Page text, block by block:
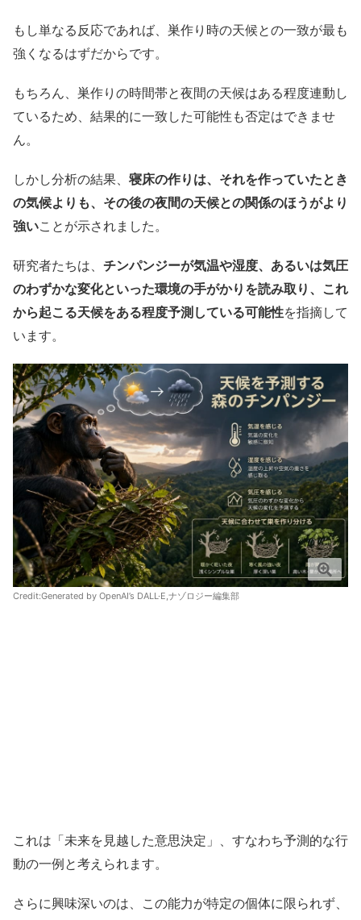
もし単なる反応であれば、巣作り時の天候との一致が最も
強くなるはずだからです。
もちろん、巣作りの時間帯と夜間の天候はある程度連動し
ているため、結果的に一致した可能性も否定はできませ
ん。
しかし分析の結果、 寝床の作りは、それを作っていたとき
の気候よりも、その後の夜間の天候との関係のほうがより
強いことが示されました。
研究者たちは、 チンパンジーが気温や湿度、あるいは気圧
のわずかな変化といった環境の手がかりを読み取り、これ
から起こる天候をある程度予測している可能性を指摘して
います。
Credit:Generated by OpenAI’s DALL·E,ナゾロジー編集部
これは「未来を見越した意思決定」、すなわち予測的な行
動の一例と考えられます。
さらに興味深いのは、この能力が特定の個体に限られず、